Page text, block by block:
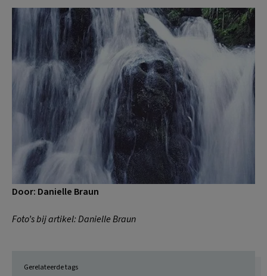
Door: Danielle Braun
Foto’s bij artikel: Danielle Braun
Gerelateerde tags